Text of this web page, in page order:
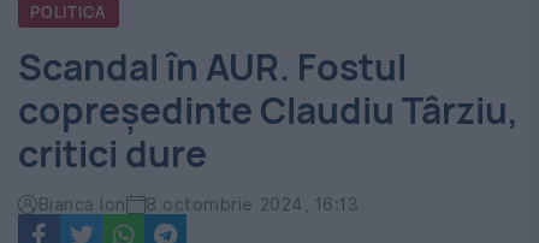
România
-
Evenimentul
Zilei
POLITICA
Scandal în AUR. Fostul
copreședinte Claudiu Târziu,
critici dure
Bianca Ion 8 octombrie 2024, 16:13